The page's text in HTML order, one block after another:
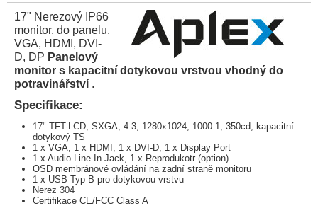
17" Nerezový IP66
monitor, do panelu,
VGA, HDMI, DVI-
D, DP Panelový
monitor s kapacitní dotykovou vrstvou vhodný do
potravinářství .
Specifikace:
17" TFT-LCD, SXGA, 4:3, 1280x1024, 1000:1, 350cd, kapacitní
dotykový TS
1 x VGA, 1 x HDMI, 1 x DVI-D, 1 x Display Port
1 x Audio Line In Jack, 1 x Reprodukotr (option)
OSD membránové ovládání na zadní straně monitoru
1 x USB Typ B pro dotykovou vrstvu
Nerez 304
Certifikace CE/FCC Class A